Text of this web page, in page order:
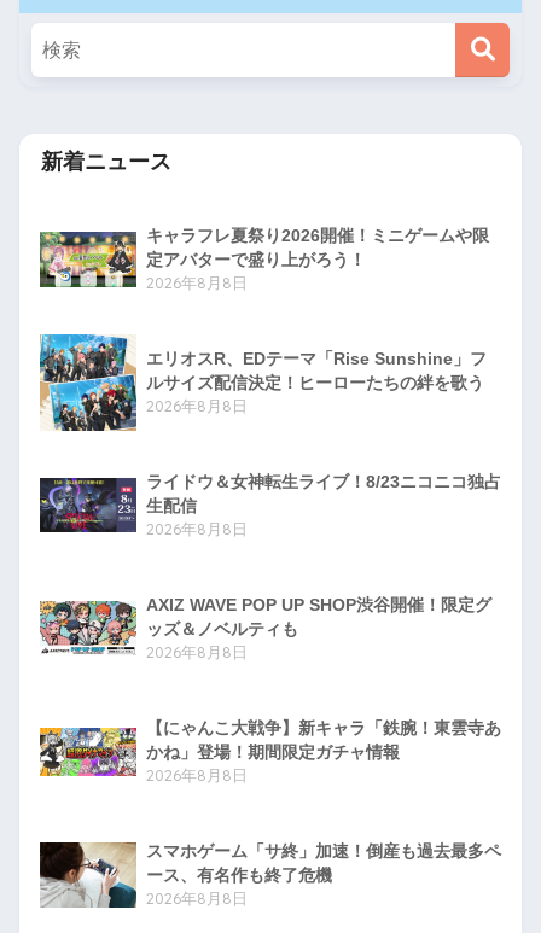
新着ニュース
キャラフレ夏祭り2026開催！ミニゲームや限
定アバターで盛り上がろう！
2026年8月8日
エリオスR、EDテーマ「Rise Sunshine」フ
ルサイズ配信決定！ヒーローたちの絆を歌う
2026年8月8日
ライドウ＆女神転生ライブ！8/23ニコニコ独占
生配信
2026年8月8日
AXIZ WAVE POP UP SHOP渋谷開催！限定グ
ッズ＆ノベルティも
2026年8月8日
【にゃんこ大戦争】新キャラ「鉄腕！東雲寺あ
かね」登場！期間限定ガチャ情報
2026年8月8日
スマホゲーム「サ終」加速！倒産も過去最多ペ
ース、有名作も終了危機
2026年8月8日